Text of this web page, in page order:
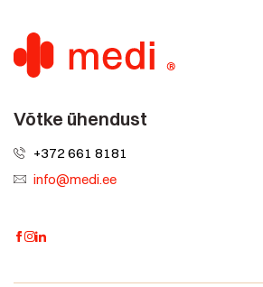
Võtke ühendust
+372 661 8181
info@medi.ee